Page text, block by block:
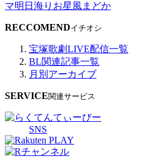
マ明日海りお星風まどか
RECCOMENDイチオシ
宝塚歌劇LIVE配信一覧
BL関連記事一覧
月別アーカイブ
SERVICE関連サービス
SNS